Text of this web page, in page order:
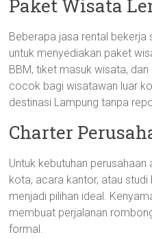
Paket Wisata
Beberapa jasa rental
untuk menyediakan paket
BBM, tiket masuk wisata,
cocok bagi wisatawan luar
destinasi Lampung tanpa
Charter
Untuk kebutuhan
kota, acara kantor, atau
menjadi pilihan ideal.
membuat perjalanan
formal.